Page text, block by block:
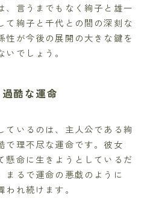
、言うまでもなく絢子と雄一
て絢子と千代との間の深刻な
性が今後の展開の大きな鍵を
でしょう。
酷な運命
ているのは、主人公である絢
で理不尽な運命です。彼女
懸命に生きようとしているだ
まるで運命の悪戯のように
れ続けます。